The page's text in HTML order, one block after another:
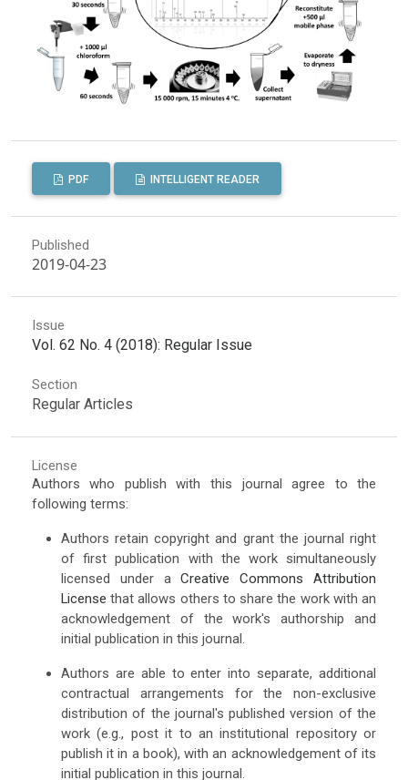
PDF INTELLIGENT READER
Published
2019-04-23
Issue
Vol. 62 No. 4 (2018): Regular Issue
Section
Regular Articles
License
Authors who publish with this journal agree to the
following terms:
Authors retain copyright and grant the journal right
of first publication with the work simultaneously
licensed under aCreative Commons Attribution
License that allows others to share the work with an
acknowledgement of the work's authorship and
initial publication in this journal.
Authors are able to enter into separate, additional
contractual arrangements for the non-exclusive
distribution of the journal's published version of the
work (e.g., post it to an institutional repository or
publish it in a book), with an acknowledgement of its
initial publication in this journal.